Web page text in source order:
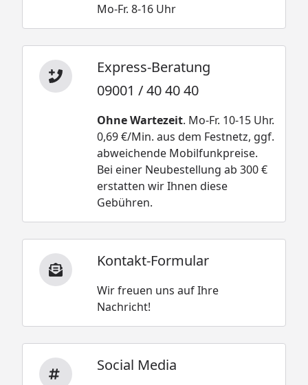
Mo-Fr. 8-16 Uhr
Express-Beratung
09001 / 40 40 40
Ohne Wartezeit. Mo-Fr. 10-15 Uhr.
0,69 €/Min. aus dem Festnetz, ggf.
abweichende Mobilfunkpreise.
Bei einer Neubestellung ab 300 €
erstatten wir Ihnen diese
Gebühren.
Kontakt-Formular
Wir freuen uns auf Ihre
Nachricht!
Social Media